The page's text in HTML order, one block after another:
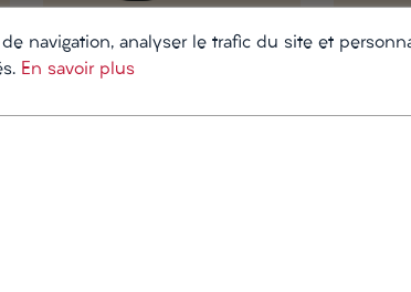
Deutz, Brut
Champagne
45,90 € Chariot
Deutz,
120,00 €
navigation, analyser le trafic du site et
En savoir plus